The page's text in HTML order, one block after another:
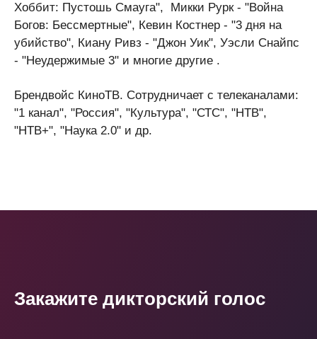
Хоббит: Пустошь Смауга", Микки Рурк - "Война
Богов: Бессмертные", Кевин Костнер - "3 дня на
убийство", Киану Ривз - "Джон Уик", Уэсли Снайпс
- "Неудержимые 3" и многие другие .
Брендвойс КиноТВ. Сотрудничает с телеканалами:
"1 канал", "Россия", "Культура", "СТС", "НТВ",
"НТВ+", "Наука 2.0" и др.
Закажите дикторский голос